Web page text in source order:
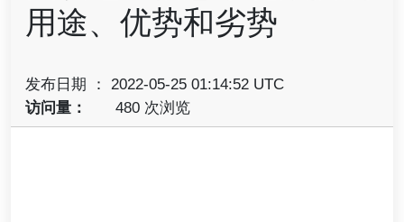
用途、优势和劣势
发布日期 ： 2022-05-25 01:14:52 UTC
访问量：
480 次浏览